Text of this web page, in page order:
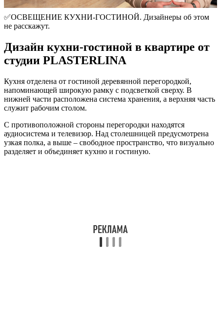
✅ОСВЕЩЕНИЕ КУХНИ-ГОСТИНОЙ. Дизайнеры об этом
не расскажут.
Дизайн кухни-гостиной в квартире от
студии PLASTERLINA
Кухня отделена от гостиной деревянной перегородкой,
напоминающей широкую рамку с подсветкой сверху. В
нижней части расположена система хранения, а верхняя часть
служит рабочим столом.
С противоположной стороны перегородки находятся
аудиосистема и телевизор. Над столешницей предусмотрена
узкая полка, а выше – свободное пространство, что визуально
разделяет и объединяет кухню и гостиную.